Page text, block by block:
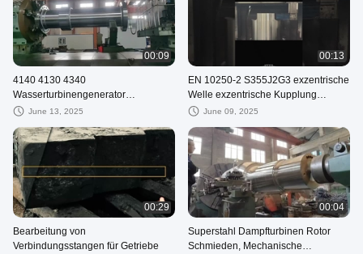
00:09
4140 4130 4340
Wasserturbinengenerator
geschmiedete Stahlwellen DIN-
June 13, 2025
00:13
EN 10250-2 S355J2G3 exzentrische
Welle exzentrische Kupplung
geschmiedete Teile
June 09, 2025
00:29
Bearbeitung von
Verbindungsstangen für Getriebe
00:04
Superstahl Dampfturbinen Rotor
Schmieden, Mechanische